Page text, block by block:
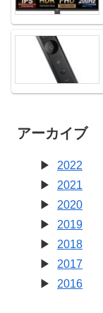
アーカイブ
2022
2021
2020
2019
2018
2017
2016